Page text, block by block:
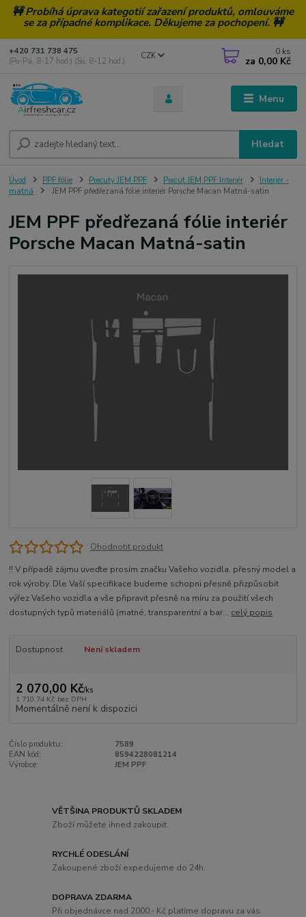
🚧 Probíhá úprava kategotií zařazení produktů, omlouváme
se za případné komplikace. Děkujeme za pochopení. 🚧
Menu
CZK
Hledat
+420 731 738 475
(Po-Pá, 8-17 hod.) (So, 8-12 hod.)
0 ks
za 0,00 Kč
Úvod PPF fólie Precuty JEM PPF Precut JEM PPF Interiér
Interiér -
matná
JEM PPF předřezaná fólie interiér Porsche Macan Matná-satin
JEM PPF předřezaná fólie interiér
Porsche Macan Matná-satin
Ohodnotit produkt
!! V případě zájmu uveďte prosím značku Vašeho vozidla, přesný model a
rok výroby. Dle Vaší specifikace budeme schopni přesně přizpůsobit
výřez Vašeho vozidla a vše připravit přesně na míru za použití všech
dostupných typů materiálů (matné, transparentní a bar... celý popis
Dostupnost Není skladem
2 070,00 Kč/ks
1 710,74 Kč bez DPH
Momentálně není k dispozici
Číslo produktu:
7589
EAN kód:
8594228081214
Výrobce:
JEM PPF
VĚTŠINA PRODUKTŮ SKLADEM
Zboží můžete ihned zakoupit.
RYCHLÉ ODESLÁNÍ
Zakoupené zboží expedujeme do 24h.
DOPRAVA ZDARMA
Při objednávce nad 2000,- Kč platíme dopravu za vás.